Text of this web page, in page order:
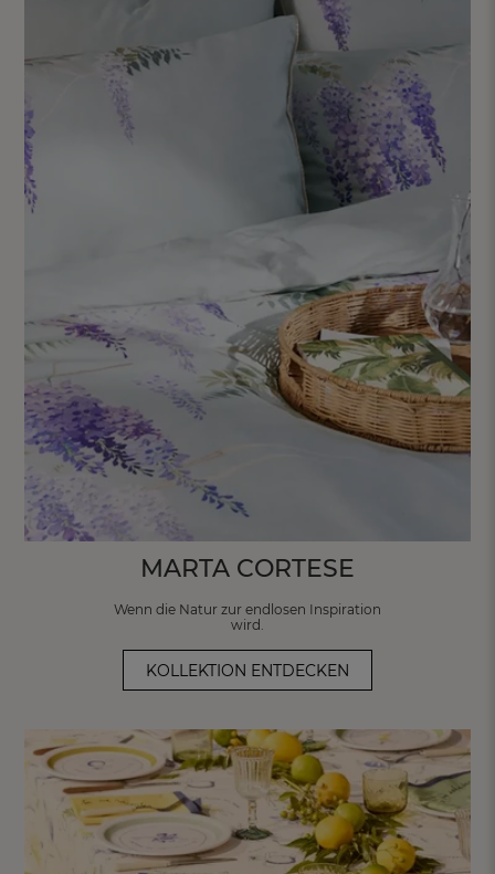
MARTA CORTESE
Wenn die Natur zur endlosen Inspiration
wird.
KOLLEKTION ENTDECKEN